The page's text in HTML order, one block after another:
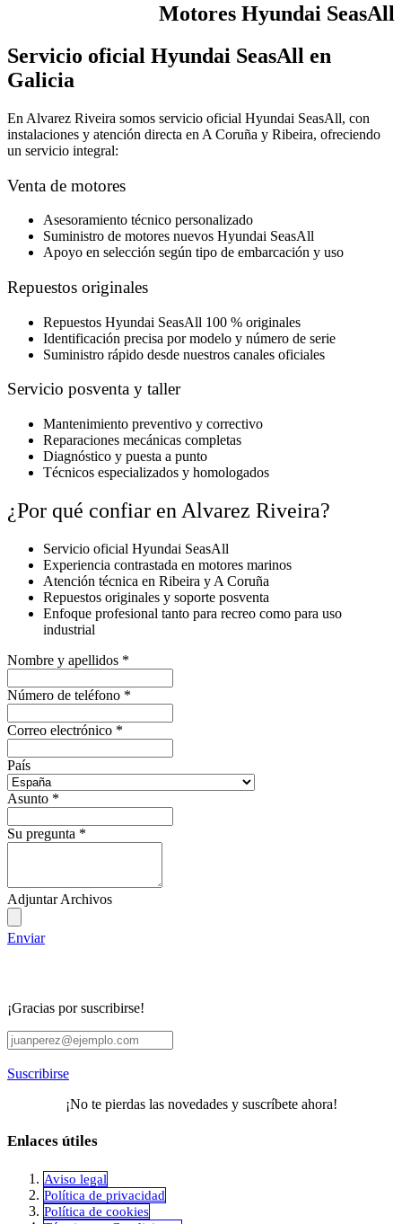
Motores Hyundai SeasAll
Servicio oficial Hyundai SeasAll en
Galicia
En Alvarez Riveira somos servicio oficial Hyundai SeasAll, con
instalaciones y atención directa en A Coruña y Ribeira, ofreciendo
un servicio integral:
Venta de motores
Asesoramiento técnico personalizado
Suministro de motores nuevos Hyundai SeasAll
Apoyo en selección según tipo de embarcación y uso
Repuestos originales
Repuestos Hyundai SeasAll 100 % originales
Identificación precisa por modelo y número de serie
Suministro rápido desde nuestros canales oficiales
Servicio posventa y taller
Mantenimiento preventivo y correctivo
Reparaciones mecánicas completas
Diagnóstico y puesta a punto
Técnicos especializados y homologados
¿Por qué confiar en Alvarez Riveira?
Servicio oficial Hyundai SeasAll
Experiencia contrastada en motores marinos
Atención técnica en Ribeira y A Coruña
Repuestos originales y soporte posventa
Enfoque profesional tanto para recreo como para uso
industrial
Nombre y apellidos *
Número de teléfono *
Correo electrónico *
País
Asunto *
Su pregunta *
Adjuntar Archivos
Enviar
¡Gracias por suscribirse!
Suscribirse
¡No te pierdas las novedades y suscríbete ahora!
Enlaces útiles
Aviso legal
Política de privacidad
​Política de cookies